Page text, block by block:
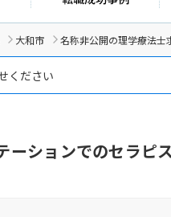
大和市 名称非公開の理学療法士
ください
ションでのセラピ